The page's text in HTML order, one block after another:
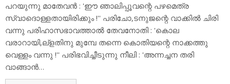
പറയുന്നു മാതേവന്‍ : 'ഈ ഞാലിപ്പൂവന്റെ പഴമെത്ര
സ്വാദൊള്ളതായിരിക്കും !'' പരിചോ,ടനുജന്റെ വാക്കില്‍ ചിരി
വന്നു പരിഹാസഭാവത്താല്‍ തേവനോതി : 'കൊല
വരാറായി,ല്‌ളതിനു മുമ്പേ തന്നെ കൊതിയന്റെ നാക്കത്തു
വെള്ളം വന്നു !'' പരിഭവിച്ചീടുന്നു നീലി : 'അന്നച്ചന തരി
വാങ്ങാന്‍…